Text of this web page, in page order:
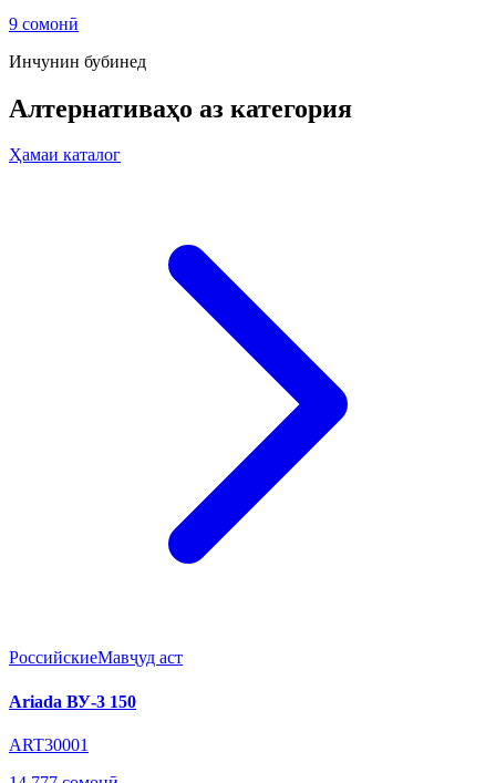
9 сомонӣ
Инчунин бубинед
Алтернативаҳо аз категория
Ҳамаи каталог
РоссийскиеМавҷуд аст
Ariada ВУ-3 150
ART30001